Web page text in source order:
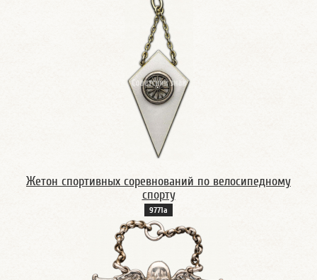
Жетон спортивных соревнований по велосипедному
спорту
9771а